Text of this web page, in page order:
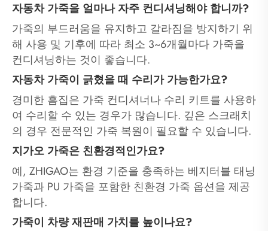
자동차 가죽을 얼마나 자주 컨디셔닝해야 합니까?
가죽의 부드러움을 유지하고 갈라짐을 방지하기 위
해 사용 및 기후에 따라 최소 3~6개월마다 가죽을
컨디셔닝하는 것이 좋습니다.
자동차 가죽이 긁혔을 때 수리가 가능한가요?
경미한 흠집은 가죽 컨디셔너나 수리 키트를 사용하
여 수리할 수 있는 경우가 많습니다. 깊은 스크래치
의 경우 전문적인 가죽 복원이 필요할 수 있습니다.
지가오 가죽은 친환경적인가요?
예, ZHIGAO는 환경 기준을 충족하는 베지터블 태닝
가죽과 PU 가죽을 포함한 친환경 가죽 옵션을 제공
합니다.
가죽이 차량 재판매 가치를 높이나요?